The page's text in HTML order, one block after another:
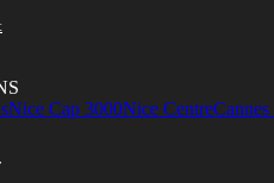
Nice Cap 3000Nice Centre